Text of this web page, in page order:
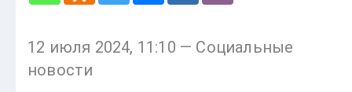
12 июля 2024, 11:10 — Социальные
новости